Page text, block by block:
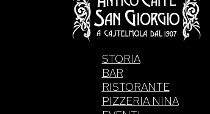
STORIA
BAR
RISTORANTE
PIZZERIA NINA